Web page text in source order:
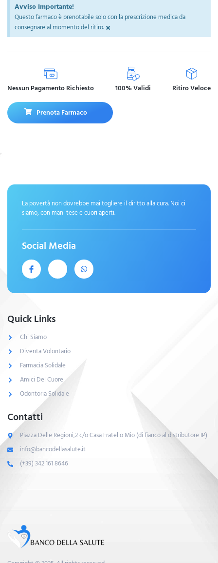
Avviso Importante!
Questo farmaco è prenotabile solo con la prescrizione medica da
consegnare al momento del ritiro.×
Nessun Pagamento Richiesto 100% Validi Ritiro Veloce
Prenota Farmaco
La povertà non dovrebbe mai togliere il diritto alla cura. Noi ci
siamo, con mani tese e cuori aperti.
Social Media
Quick Links
Chi Siamo
Diventa Volontario
Farmacia Solidale
Amici Del Cuore
Odontoria Solidale
Contatti
Piazza Delle Regioni,2 c/o Casa Fratello Mio (di fianco al distributore IP)
info@bancodellasalute.it
(+39) 342 161 8646